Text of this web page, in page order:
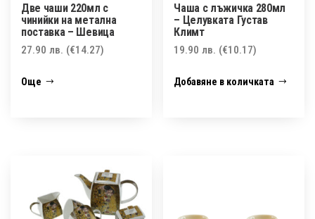
Две чаши 220мл с
чинийки на метална
поставка – Шевица
27.90 лв. (€14.27)
Още
Чаша с лъжичка 280мл
– Целувката Густав
Климт
19.90лв. (€10.17)
Добавяне в количката